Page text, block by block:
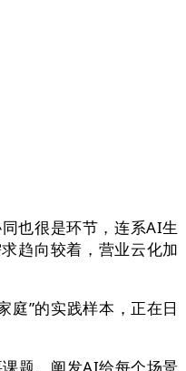
也很是环节，连系AI生
趋向较着，营业云化加
”的实践样本，正在日